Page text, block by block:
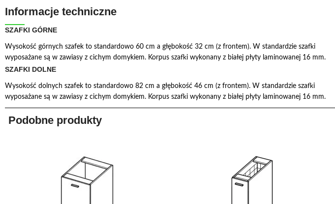
Informacje techniczne
SZAFKI GÓRNE
Wysokość górnych szafek to standardowo 60 cm a głębokość 32 cm (z frontem). W standardzie szafki
wyposażane są w zawiasy z cichym domykiem. Korpus szafki wykonany z białej płyty laminowanej 16 mm.
SZAFKI DOLNE
Wysokość dolnych szafek to standardowo 82 cm a głębokość 46 cm (z frontem). W standardzie szafki
wyposażane są w zawiasy z cichym domykiem. Korpus szafki wykonany z białej płyty laminowanej 16 mm.
Podobne produkty